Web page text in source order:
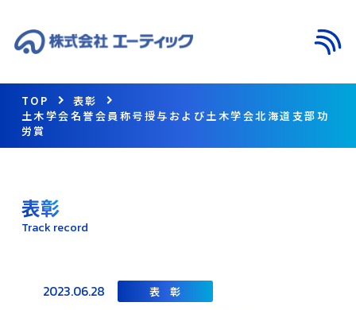
TOP
表彰
土木学会名誉会員称号授与および土木学会北海道支部功
労賞
表彰
Track record
2023.06.28 表 彰